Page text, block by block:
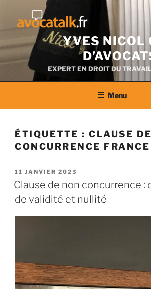
contenu
YVES NICOL
EXPERT EN DROIT DU
Menu
ÉTIQUETTE :CLAUSE
CONCURRENCE
PUBLIÉ
LE
11 JANVIER 2023
Clause de non concurrence :
de validité et nullité